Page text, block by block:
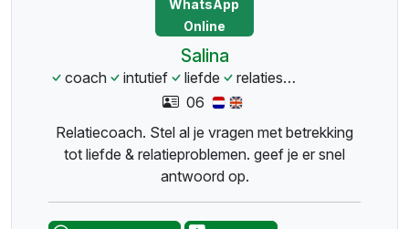
WhatsApp
Online
Salina
coach intutief liefde relaties
06
Relatiecoach. Stel al je vragen met betrekking
tot liefde & relatieproblemen. geef je er snel
antwoord op.